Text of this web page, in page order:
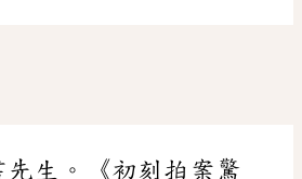
生。《初刻拍案驚